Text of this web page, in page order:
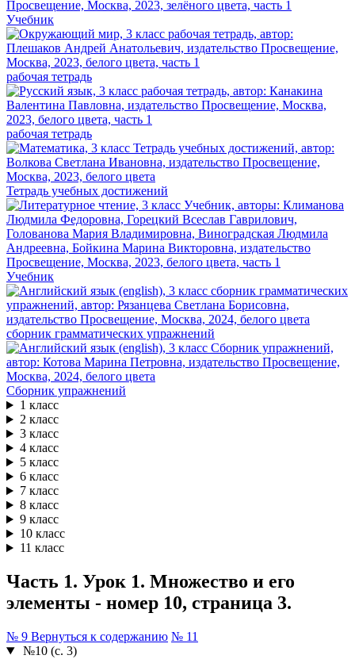
Учебник
рабочая тетрадь
рабочая тетрадь
Тетрадь учебных достижений
Учебник
сборник грамматических упражнений
Сборник упражнений
1 класс
2 класс
3 класс
4 класс
5 класс
6 класс
7 класс
8 класс
9 класс
10 класс
11 класс
Часть 1. Урок 1. Множество и его
элементы - номер 10, страница 3.
№ 9 Вернуться к содержанию № 11
№10 (с. 3)